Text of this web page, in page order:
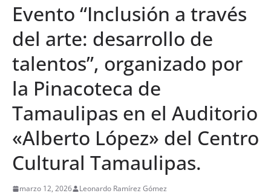
Evento “Inclusión a través
del arte: desarrollo de
talentos”, organizado por
la Pinacoteca de
Tamaulipas en el Auditorio
«Alberto López» del Centro
Cultural Tamaulipas.
marzo 12, 2026 Leonardo Ramírez Gómez